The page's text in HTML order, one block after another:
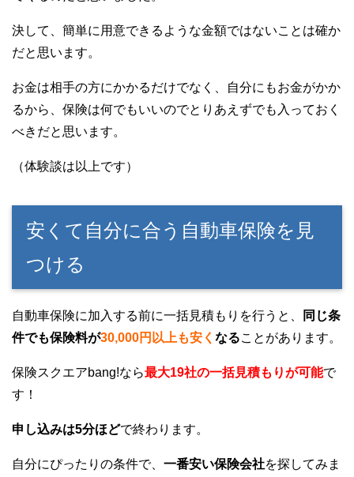
決して、簡単に用意できるような金額ではないことは確か
だと思います。
お金は相手の方にかかるだけでなく、自分にもお金がかか
るから、保険は何でもいいのでとりあえずでも入っておく
べきだと思います。
（体験談は以上です）
安くて自分に合う自動車保険を見
つける
自動車保険に加入する前に一括見積もりを行うと、
同じ条
件でも保険料が30,000円以上も安く なることがあります。
保険スクエアbang!なら最大19社の一括見積もりが可能で
す！
申し込みは5分ほどで終わります。
自分にぴったりの条件で、 一番安い保険会社を探してみま